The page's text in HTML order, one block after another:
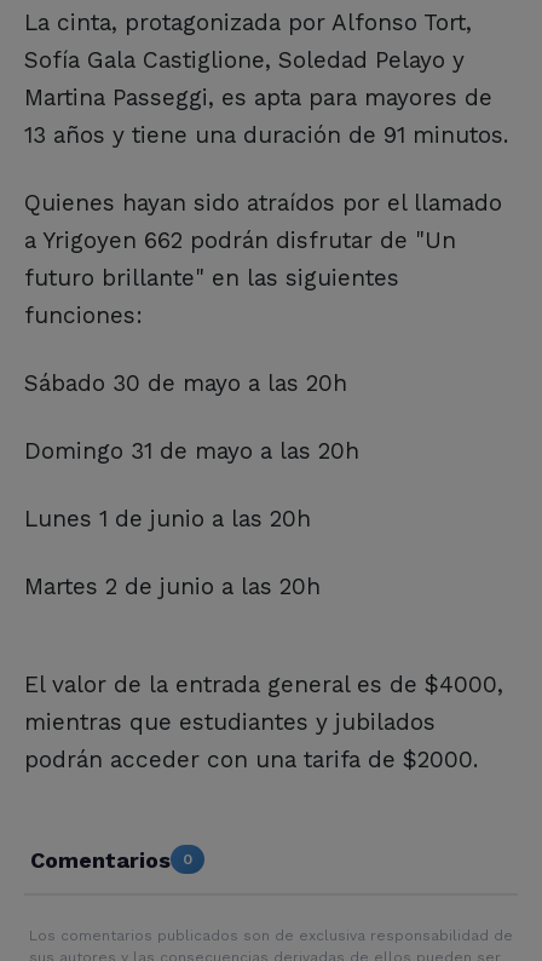
La cinta, protagonizada por Alfonso Tort,
Sofía Gala Castiglione, Soledad Pelayo y
Martina Passeggi, es apta para mayores de
13 años y tiene una duración de 91 minutos.
Quienes hayan sido atraídos por el llamado
a Yrigoyen 662 podrán disfrutar de "Un
futuro brillante" en las siguientes
funciones:
Sábado 30 de mayo a las 20h
Domingo 31 de mayo a las 20h
Lunes 1 de junio a las 20h
Martes 2 de junio a las 20h
El valor de la entrada general es de $4000,
mientras que estudiantes y jubilados
podrán acceder con una tarifa de $2000.
Comentarios 0
Los comentarios publicados son de exclusiva responsabilidad de